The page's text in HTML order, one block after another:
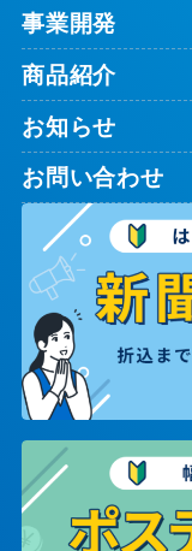
事業開発
商品紹介
お知らせ
お問い合わせ